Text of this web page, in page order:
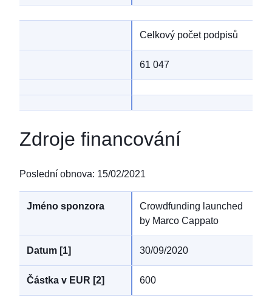
Celkový počet podpisů
61 047
Zdroje financování
Poslední obnova: 15/02/2021
Crowdfunding launched
by Marco Cappato
30/09/2020
600